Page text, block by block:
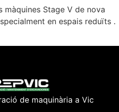
màquines Stage V de nova
en espais reduïts .
de maquinària a Vic